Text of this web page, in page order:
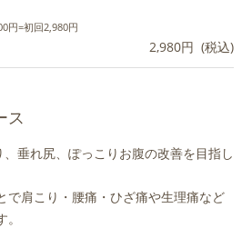
円=初回2,980円
2,980円 (税込)
ス
垂れ尻、ぽっこりお腹の改善を目指し
で肩こり・腰痛・ひざ痛や生理痛など